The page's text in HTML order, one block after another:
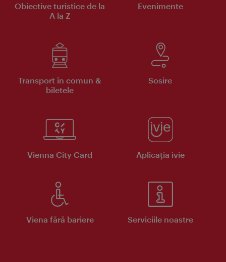
Obiective turistice de la
A la Z
Evenimente
Transport în comun &
biletele
Sosire
Vienna City Card Aplicaţia ivie
Viena fără bariere Serviciile noastre